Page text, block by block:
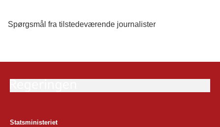
Spørgsmål fra tilstedeværende journalister
Statsministeriet